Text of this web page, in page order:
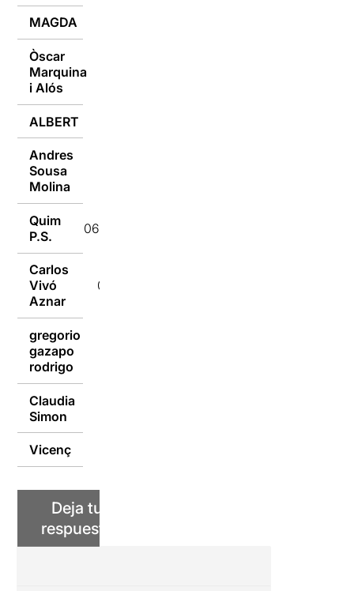
MAGDA
Òscar
Marquina
i Alós
ALBERT
Andres
Sousa
Molina
Quim
P.S.
06/10/2020
Carlos
Vivó
Aznar
06/10/2020
gregorio
gazapo
rodrigo
Claudia
Simon
Vicenç
Deja tu
respuesta